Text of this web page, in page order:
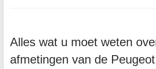
Alles wat u moet weten
afmetingen van de